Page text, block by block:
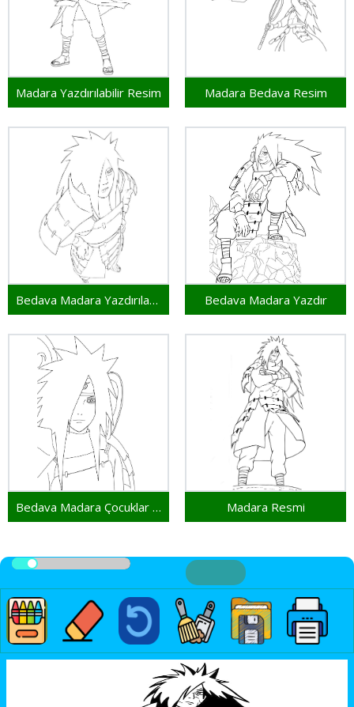
Madara Yazdırılabilir Resim Madara Bedava Resim
Bedava Madara Yazdırılabilir Bedava Madara Yazdır
Bedava Madara Çocuklar İçin Madara Resmi